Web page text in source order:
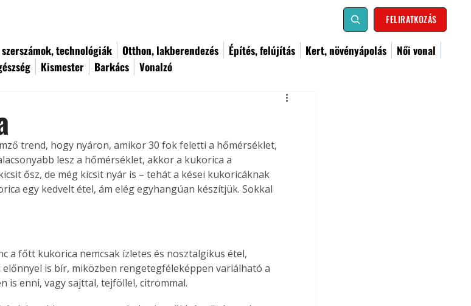
FELIRATKOZÁS
szerszámok, technológiák Otthon, lakberendezés Építés, felújítás Kert, növényápolás
Női vonal
Kismester Barkács Vonalzó
trend, hogy nyáron, amikor 30 fok feletti a hőmérséklet,
lesz a hőmérséklet, akkor a kukorica a
ősz, de még kicsit nyár is – tehát a kései kukoricáknak
egy kedvelt étel, ám elég egyhangúan készítjük. Sokkal
a főtt kukorica nemcsak ízletes és nosztalgikus étel,
előnnyel is bír, miközben rengetegféleképpen variálható a
is enni, vagy sajttal, tejföllel, citrommal.